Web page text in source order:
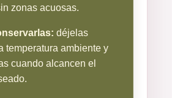
zonas acuosas.
déjelas
temperatura ambiente y
cuando alcancen el